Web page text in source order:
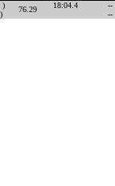
) 76.29 18:04.4
--
--